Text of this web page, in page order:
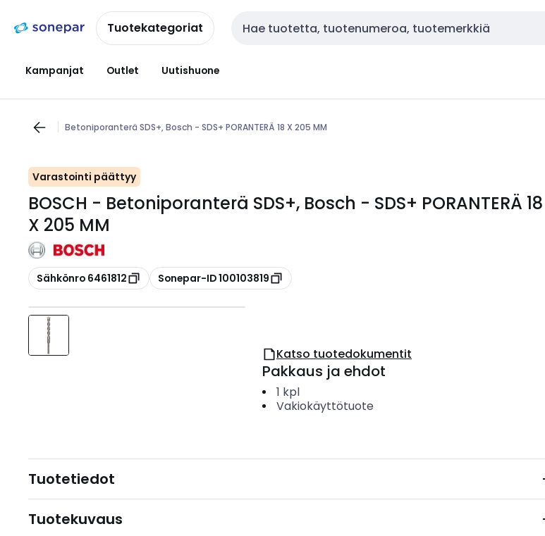
navigointiinsisältöönTuotekategoriat Haku
Kampanjat Outlet Uutishuone
Betoniporanterä SDS+, Bosch - SDS+ PORANTERÄ 18 X 205 MM
Varastointi päättyy
BOSCH - Betoniporanterä SDS+, Bosch - SDS+ PORANTERÄ 18
X 205 MM
Kopioi
Sähkönro 6461812 Kopioi
Sonepar-ID 100103819
Katso tuotedokumentit
Pakkaus ja ehdot
1 kpl
Vakiokäyttötuote
Tuotetiedot
Tuotekuvaus